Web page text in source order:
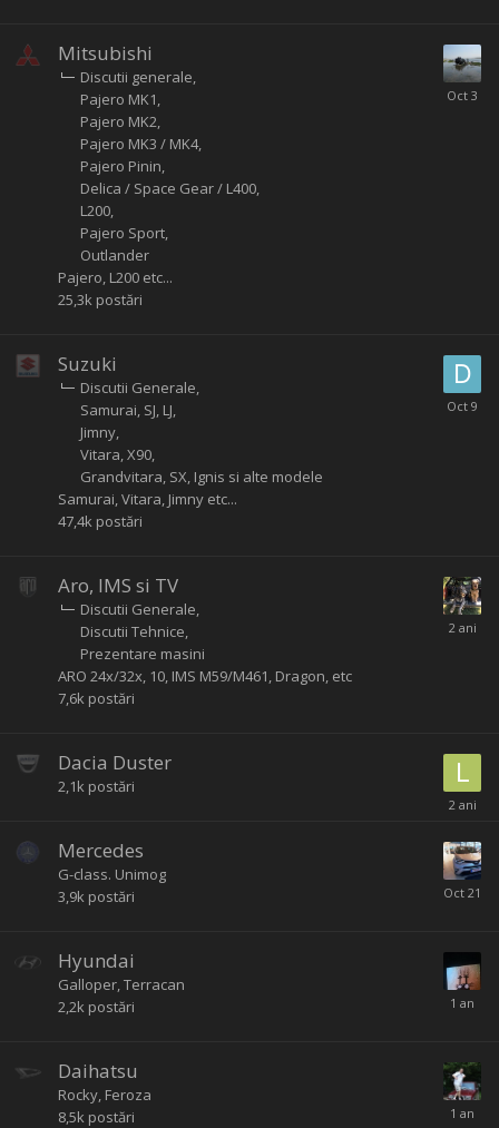
Mitsubishi
Discutii generale
Pajero MK1
Pajero MK2
Pajero MK3 / MK4
Pajero Pinin
Delica / Space Gear / L400
L200
Pajero Sport
Outlander
Pajero, L200 etc...
25,3k postări
Suzuki
Discutii Generale
Samurai, SJ, LJ
Jimny
Vitara, X90
Grandvitara, SX, Ignis si alte modele
Samurai, Vitara, Jimny etc...
47,4k postări
Aro, IMS si TV
Discutii Generale
Discutii Tehnice
Prezentare masini
ARO 24x/32x, 10, IMS M59/M461, Dragon, etc
7,6k postări
Dacia Duster
2,1k postări
Mercedes
G-class. Unimog
3,9k postări
Hyundai
Galloper, Terracan
2,2k postări
Daihatsu
Rocky, Feroza
8,5k postări